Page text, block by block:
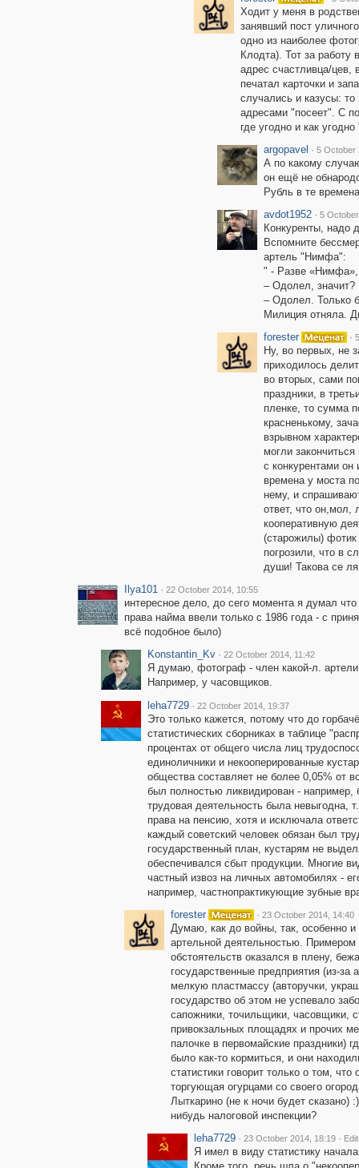
Ходит у меня в
занявший пост
одно из наиболее
Клодта). Тот за работу
адрес счастливца/
печатал карточки и
случались и казусы: то
адресами "посеет". С
где угодно и как
argopavel · 5 October
А по какому
он ещё не
Рубль в те
avdot1952 · 5
Конкуренты, надо
Вспомните
артель "Нимфа":
" - Разве «Нимфа»,
– Одолел, значит?
– Одолел. Только
Милиция отняла.
forester
·
Ну, во первых, не
приходилось
во вторых, сами
праздники, в
пленке, то сумма
красненькому,
взрывном
могли
с конкурентами
времена у моста
нему, и
ответ, что он,мол,
кооперативную
(старожилы) фотик
погрозили, что в
души! Такова се
Ilya101 · 22 October 2014, 10:55
интересное дело, до сего момента я думал
права найма ввели только с 1986 года - с
всё подобное было)
Konstantin_Kv · 22 October 2014, 11:42
Я думаю, фотограф - член какой-л.
Например, у часовщиков.
leha7729 · 22 October 2014, 19:37
Это только кажется, потому что до
статистических сборниках в таблице
процентах от общего числа лиц
единоличники и некооперированные
общества составляет не более 0,05% от
был полностью ликвидирован - например,
трудовая деятельность была невыгодна,
права на пенсию, хотя и исключала
каждый советский человек обязан был
государственный план, кустарям не
обеспечивался сбыт продукции. Многие
частный извоз на личных автомобилях -
например, частнопрактикующие зубные
forester
· 23 October 2014, 14:40
Думаю, как до войны, так, особенно и
артельной деятельностью.
обстоятельств оказался в плену,
государственные предприятия (из-
мелкую пластмассу (авторучки,
государство об этом не успевало
сапожники, точильщики, часовщики,
привокзальных площадях и прочих
палочке в первомайские праздники)
было как-то кормиться, и они
статистики говорит только о том,
торгующая огурцами со своего
Лыткарино (не к ночи будет сказано)
нибудь налоговой инспекции?
leha7729 · 23 October 2014, 18:19 ·
Я имел в виду статистику